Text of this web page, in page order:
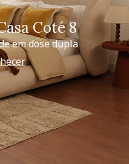
Coté 8
em dose dupla